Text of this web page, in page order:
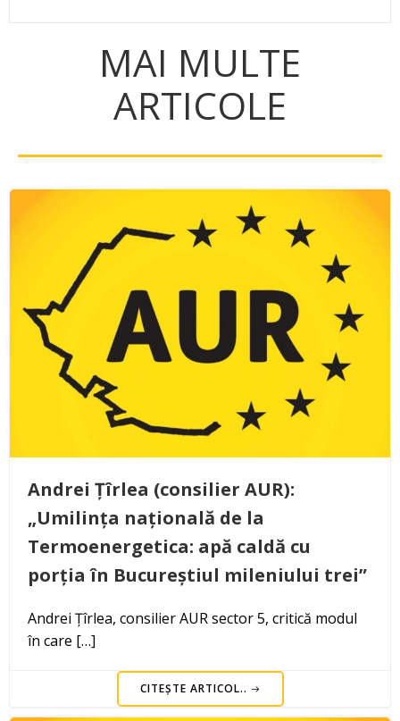
MAI MULTE
ARTICOLE
Andrei Țîrlea (consilier AUR):
„Umilința națională de la
Termoenergetica: apă caldă cu
porția în Bucureștiul mileniului trei”
Andrei Țîrlea, consilier AUR sector 5, critică modul
în care […]
CITEȘTE ARTICOL..